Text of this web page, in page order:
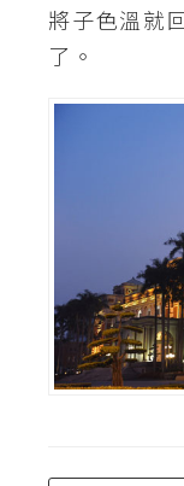
U
X
後
端
P
將子色溫就
了。